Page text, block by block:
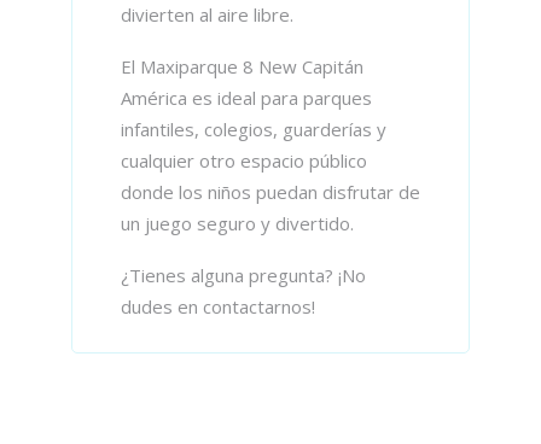
divierten al aire libre.
El Maxiparque 8 New Capitán
América es ideal para parques
infantiles, colegios, guarderías y
cualquier otro espacio público
donde los niños puedan disfrutar de
un juego seguro y divertido.
¿Tienes alguna pregunta? ¡No
dudes en contactarnos!